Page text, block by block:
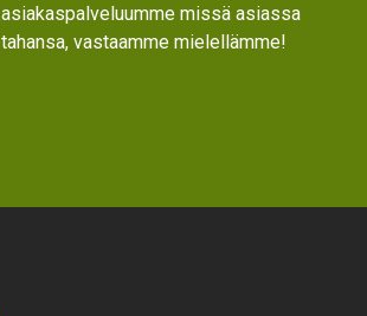
asiakaspalveluumme missä asiassa
tahansa, vastaamme mielellämme!